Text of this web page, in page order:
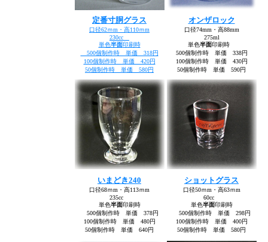
定番寸胴グラス
口径62ｍm・高110ｍm
230cc
単色半面印刷時
500個制作時 単価 318円
100個制作時 単価 420円
50個制作時 単価 580円
オンザロック
口径74mm・高88mm
275ml
単色半面印刷時
500個制作時 単価 338円
100個制作時 単価 430円
50個制作時 単価 590円
いまどき240
口径68ｍm・高113ｍm
235cc
単色半面印刷時
500個制作時 単価 378円
100個制作時 単価 480円
50個制作時 単価 640円
ショットグラス
口径50ｍm・高63ｍm
60cc
単色半面印刷時
500個制作時 単価 298円
100個制作時 単価 400円
50個制作時 単価 580円